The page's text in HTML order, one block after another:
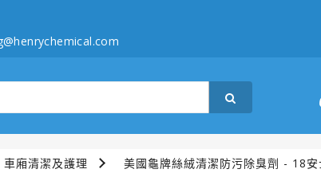
車廂清潔及護理 美國龜牌絲絨清潔防污除臭劑 - 18安